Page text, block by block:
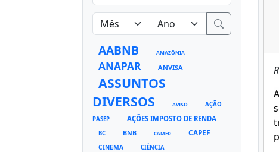
AABNB AMAZÔNIA
ANAPAR ANVISA
ASSUNTOS
DIVERSOS
AVISO
AÇÃO
PASEP
AÇÕES IMPOSTO DE RENDA
BC BNB CAMED CAPEF
CINEMA CIÊNCIA